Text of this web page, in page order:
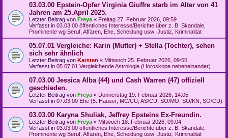
03.03.00 Epstein-Opfer Virginia Giuffre starb im Alter von 41
Jahren am 25.April 2025.
Letzter Beitrag von Freya « Freitag 27. Februar 2026, 09:59
Verfasst in 03.03.00 öffentliches Interesse/Berichte über z. B. Skandale,
Prominente wg Beruf, Affären, Ehe, Scheidung usw; Justiz, Kriminalität
05.07.01 Vergleiche: Karin (Mutter) + Stella (Tochter), sehen
sich sehr ähnlich
Letzter Beitrag von Karsten « Mittwoch 25. Februar 2026, 09:55
Verfasst in 05.07.01 Vergleichende Astrologie (Horoskope nebeneinander)
07.03.00 Jessica Alba (44) und Cash Warren (47) offiziell
geschieden.
Letzter Beitrag von Freya « Donnerstag 19. Februar 2026, 14:05
Verfasst in 07.03.00 Ehe (5. Häuser, MC/CU, AS/CU, SO/MO, SO/KN, SO/CU)
03.03.00 Karyna Shuliak, Jeffrey Epsteins Ex-Freundin.
Letzter Beitrag von Freya « Mittwoch 18. Februar 2026, 09:04
Verfasst in 03.03.00 öffentliches Interesse/Berichte über z. B. Skandale,
Prominente wg Beruf, Affären, Ehe, Scheidung usw; Justiz, Kriminalität